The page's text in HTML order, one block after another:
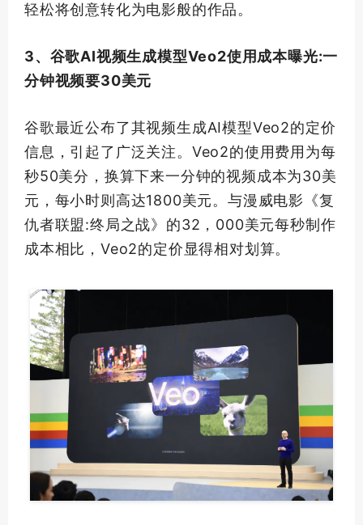
轻松将创意转化为电影般的作品。
3、谷歌AI视频生成模型Veo2使用成本曝光:一
分钟视频要30美元
谷歌最近公布了其视频生成AI模型Veo2的定价
信息，引起了广泛关注。Veo2的使用费用为每
秒50美分，换算下来一分钟的视频成本为30美
元，每小时则高达1800美元。与漫威电影《复
仇者联盟:终局之战》的32，000美元每秒制作
成本相比，Veo2的定价显得相对划算。